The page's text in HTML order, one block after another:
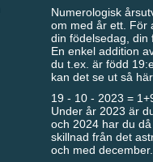
Numerologisk
om med år ett. För
din födelsedag, din
En enkel addition
du t.ex. är född
kan det se ut så
19 - 10 - 2023 =
Under år 2023 är
och 2024 har du
skillnad från det
och med december.